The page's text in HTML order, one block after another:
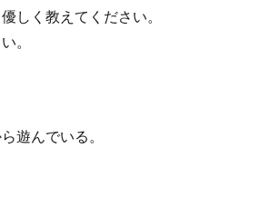
しく教えてください。
。
遊んでいる。